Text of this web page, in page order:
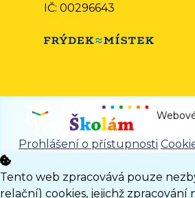
IČ: 00296643
Prohlášení o přístupnosti
Tento web zpracovává pouze
relační) cookies, jejichž zpracování